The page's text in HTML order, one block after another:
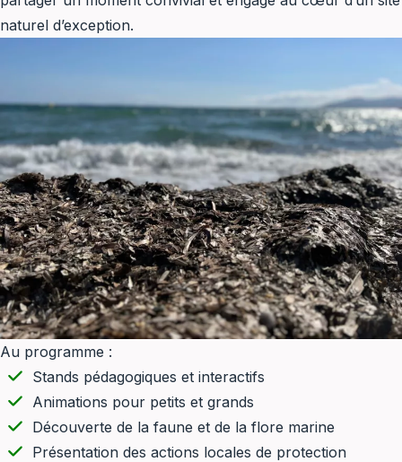
naturel d’exception.
Au programme :
Stands pédagogiques et interactifs
Animations pour petits et grands
Découverte de la faune et de la flore marine
Présentation des actions locales de protection